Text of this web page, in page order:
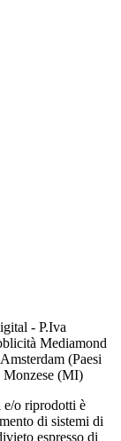
- P.Iva
Mediamond
(Paesi
(MI)
e/o riprodotti è
di sistemi di
espresso di